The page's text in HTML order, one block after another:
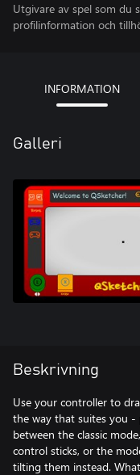
Utgivare av spel som du
profilinformation och
INFORMATION
Galleri
Beskrivning
Use your controller to
the way that suites you -
between the classic
control sticks, or the
tilting them instead.